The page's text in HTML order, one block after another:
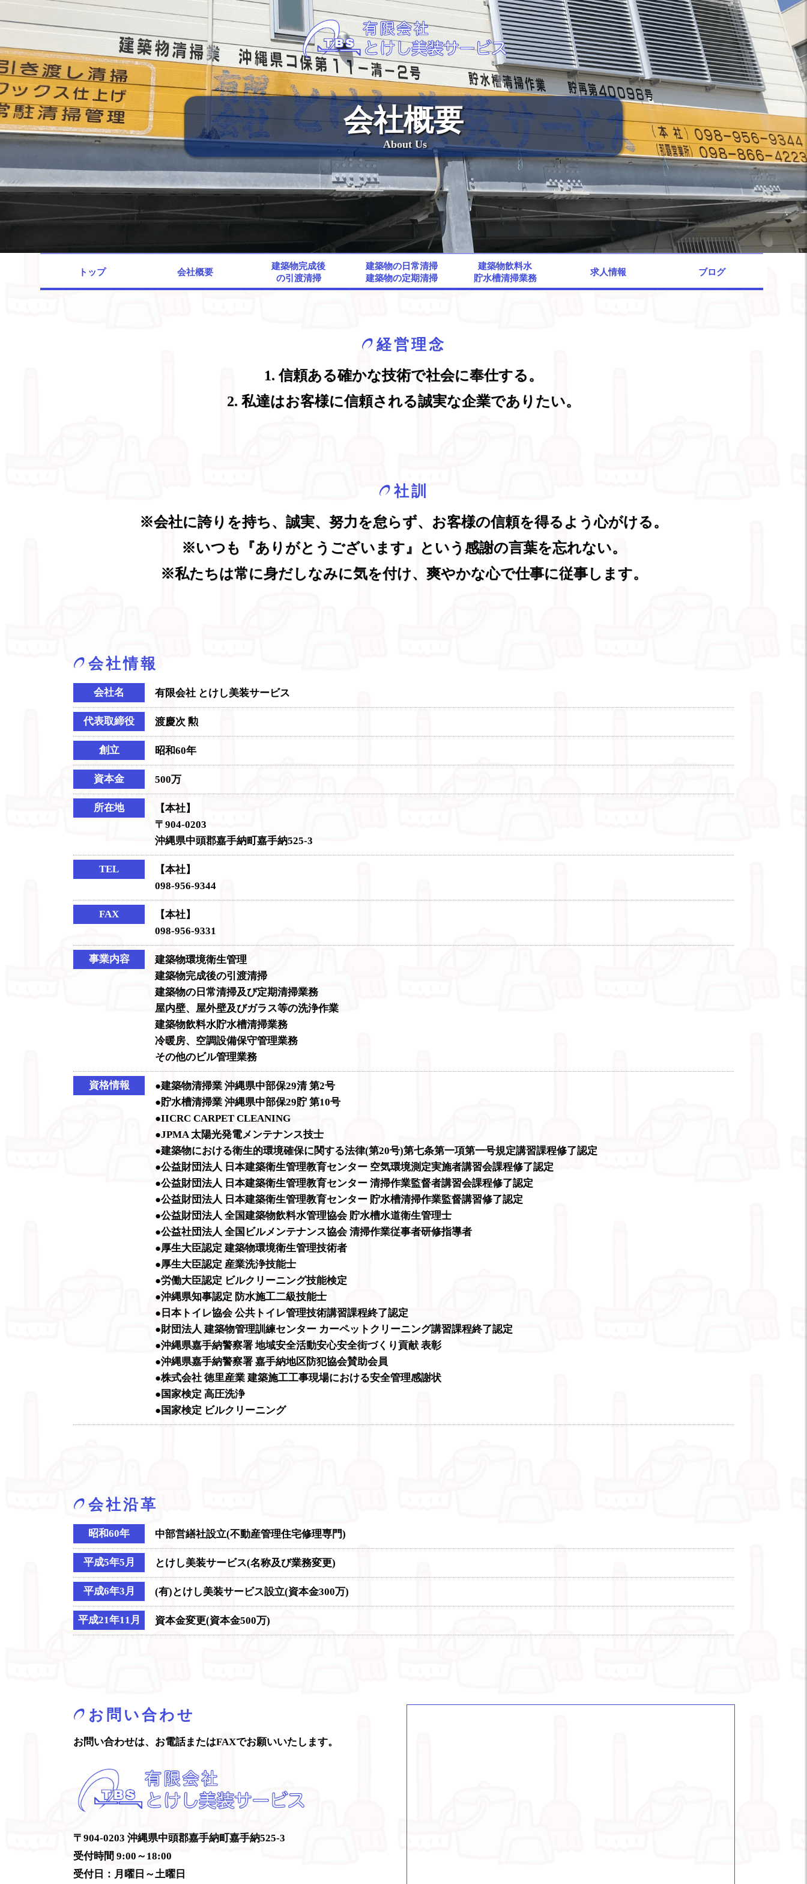
会社概要
About Us
トップ 会社概要
建築物完成後
の引渡清掃
建築物の日常清掃
建築物の定期清掃
建築物飲料水
貯水槽清掃業務
求人情報 ブログ
経営理念
1. 信頼ある確かな技術で社会に奉仕する。
2. 私達はお客様に信頼される誠実な企業でありたい。
社訓
※会社に誇りを持ち、誠実、努力を怠らず、お客様の信頼を得るよう心がける。
※いつも『ありがとうございます』という感謝の言葉を忘れない。
※私たちは常に身だしなみに気を付け、爽やかな心で仕事に従事します。
会社情報
会社名 有限会社 とけし美装サービス
代表取締役 渡慶次 勲
創立 昭和60年
資本金 500万
所在地
【本社】
〒904-0203
沖縄県中頭郡嘉手納町嘉手納525-3
TEL
【本社】
098-956-9344
FAX
【本社】
098-956-9331
事業内容
建築物環境衛生管理
建築物完成後の引渡清掃
建築物の日常清掃及び定期清掃業務
屋内壁、屋外壁及びガラス等の洗浄作業
建築物飲料水貯水槽清掃業務
冷暖房、空調設備保守管理業務
その他のビル管理業務
資格情報
●建築物清掃業 沖縄県中部保29清 第2号
●貯水槽清掃業 沖縄県中部保29貯 第10号
●IICRC CARPET CLEANING
●JPMA 太陽光発電メンテナンス技士
●建築物における衛生的環境確保に関する法律(第20号)第七条第一項第一号規定講習課程修了認定
●公益財団法人 日本建築衛生管理教育センター 空気環境測定実施者講習会課程修了認定
●公益財団法人 日本建築衛生管理教育センター 清掃作業監督者講習会課程修了認定
●公益財団法人 日本建築衛生管理教育センター 貯水槽清掃作業監督講習修了認定
●公益財団法人 全国建築物飲料水管理協会 貯水槽水道衛生管理士
●公益社団法人 全国ビルメンテナンス協会 清掃作業従事者研修指導者
●厚生大臣認定 建築物環境衛生管理技術者
●厚生大臣認定 産業洗浄技能士
●労働大臣認定 ビルクリーニング技能検定
●沖縄県知事認定 防水施工二級技能士
●日本トイレ協会 公共トイレ管理技術講習課程終了認定
●財団法人 建築物管理訓練センター カーペットクリーニング講習課程終了認定
●沖縄県嘉手納警察署 地域安全活動安心安全街づくり貢献 表彰
●沖縄県嘉手納警察署 嘉手納地区防犯協会賛助会員
●株式会社 徳里産業 建築施工工事現場における安全管理感謝状
●国家検定 高圧洗浄
●国家検定 ビルクリーニング
会社沿革
昭和60年 中部営繕社設立(不動産管理住宅修理専門)
平成5年5月 とけし美装サービス(名称及び業務変更)
平成6年3月 (有)とけし美装サービス設立(資本金300万)
平成21年11月 資本金変更(資本金500万)
お問い合わせ
お問い合わせは、 お電話またはFAXでお願いいたします。
〒904-0203 沖縄県中頭郡嘉手納町嘉手納525-3
受付時間 9:00～18:00
受付日：月曜日～土曜日